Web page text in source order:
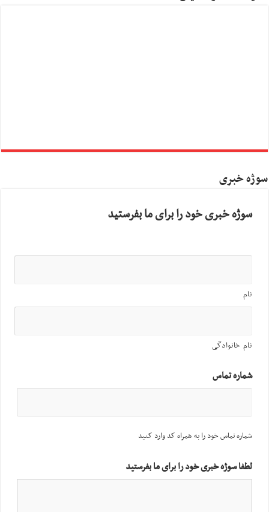
سوژه خبری
سوژه خبری خود را برای ما بفرستید
نام
نام خانوادگی
شماره تماس
شماره تماس خود را به همراه کد وارد کنید
لطفا سوژه خبری خود را برای ما بفرستید